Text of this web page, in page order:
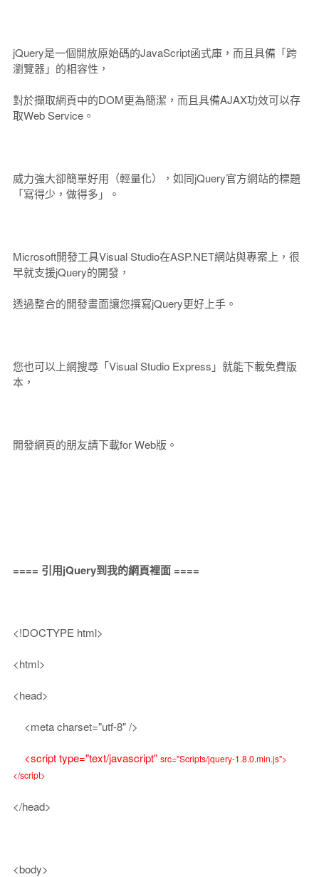
jQuery是一個開放原始碼的JavaScript函式庫，而且具備「跨
瀏覽器」的相容性，
對於擷取網頁中的DOM更為簡潔，而且具備AJAX功效可以存
取Web Service。
威力強大卻簡單好用（輕量化），如同jQuery官方網站的標題
「寫得少，做得多」。
Microsoft開發工具Visual Studio在ASP.NET網站與專案上，很
早就支援jQuery的開發，
透過整合的開發畫面讓您撰寫jQuery更好上手。
您也可以上網搜尋「Visual Studio Express」就能下載免費版
本，
開發網頁的朋友請下載for Web版。
==== 引用jQuery到我的網頁裡面 ====
<!DOCTYPE html>
<html>
<head>
<meta charset="utf-8" />
<script type="text/javascript" src="Scripts/jquery-1.8.0.min.js">
</script>
</head>
<body>